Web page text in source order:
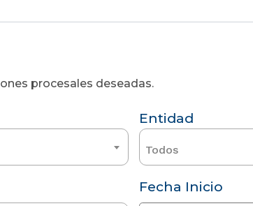
procesales deseadas.
Entidad
Todos
Fecha Inicio